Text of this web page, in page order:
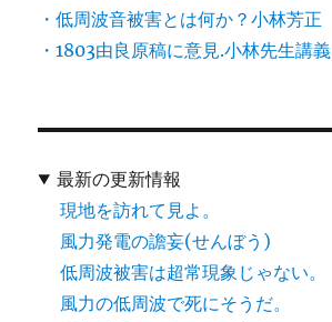
・低周波音被害とは何か？小林芳正
・1803由良原稿に意見.小林先生講義
最新の更新情報
現地を訪れて見よ。
風力発電の譫妄(せんぼう)
低周波被害は超常現象じゃない。
風力の低周波で死にそうだ。